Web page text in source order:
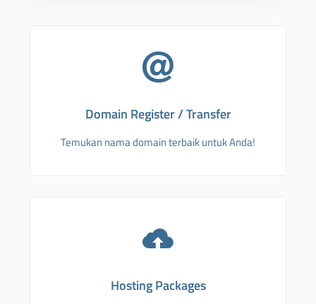
Domain Register / Transfer
Temukan nama domain terbaik untuk Anda!
Hosting Packages